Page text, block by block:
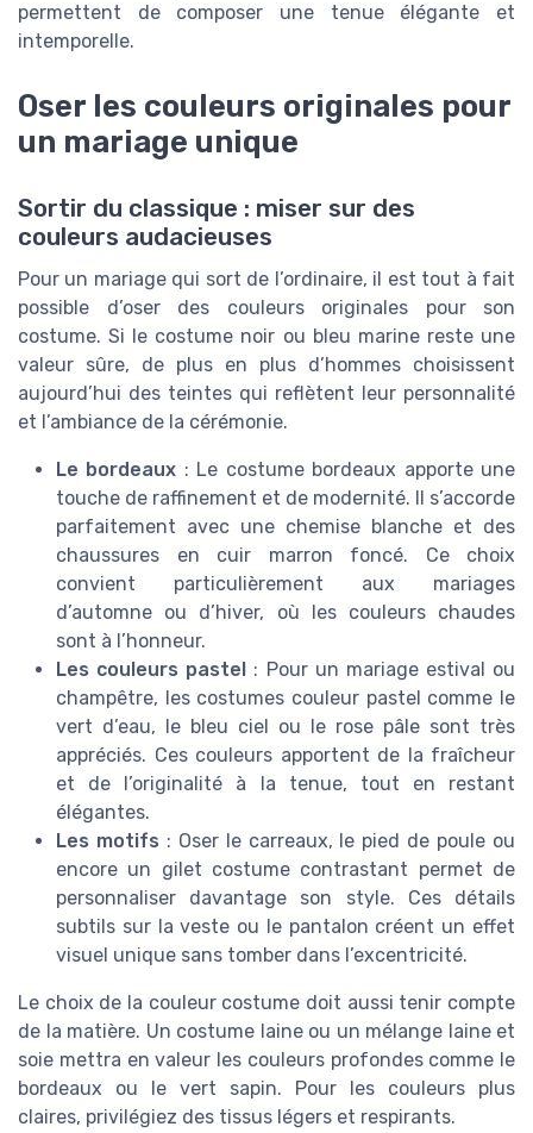
permettent de composer une tenue élégante et
intemporelle.
Oser les couleurs originales pour
un mariage unique
Sortir du classique : miser sur des
couleurs audacieuses
Pour un mariage qui sort de l’ordinaire, il est tout à fait
possible d’oser des couleurs originales pour son
costume. Si le costume noir ou bleu marine reste une
valeur sûre, de plus en plus d’hommes choisissent
aujourd’hui des teintes qui reflètent leur personnalité
et l’ambiance de la cérémonie.
Le bordeaux : Le costume bordeaux apporte une
touche de raffinement et de modernité. Il s’accorde
parfaitement avec une chemise blanche et des
chaussures en cuir marron foncé. Ce choix
convient particulièrement aux mariages
d’automne ou d’hiver, où les couleurs chaudes
sont à l’honneur.
Les couleurs pastel : Pour un mariage estival ou
champêtre, les costumes couleur pastel comme le
vert d’eau, le bleu ciel ou le rose pâle sont très
appréciés. Ces couleurs apportent de la fraîcheur
et de l’originalité à la tenue, tout en restant
élégantes.
Les motifs : Oser le carreaux, le pied de poule ou
encore un gilet costume contrastant permet de
personnaliser davantage son style. Ces détails
subtils sur la veste ou le pantalon créent un effet
visuel unique sans tomber dans l’excentricité.
Le choix de la couleur costume doit aussi tenir compte
de la matière. Un costume laine ou un mélange laine et
soie mettra en valeur les couleurs profondes comme le
bordeaux ou le vert sapin. Pour les couleurs plus
claires, privilégiez des tissus légers et respirants.